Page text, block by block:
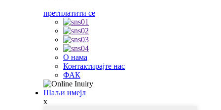
претплатити се
О нама
Контактирајте нас
ФАК
Шаљи имејл
x